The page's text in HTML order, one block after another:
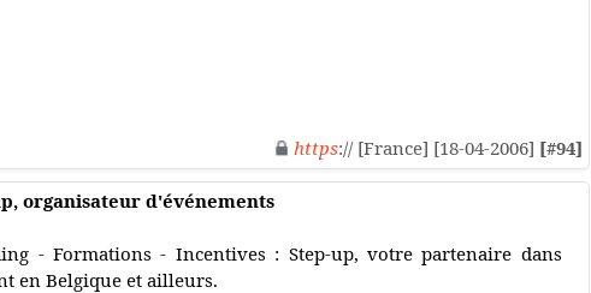
https:// [France] [18-04-2006] [#94]
organisateur d'événements
- Formations - Incentives : Step-up, votre partenaire dans
en Belgique et ailleurs.